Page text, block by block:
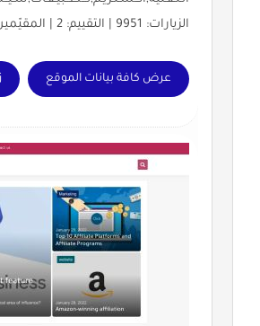
الزيارات: 9951 | التقييم: 2 | المقيّمين: 3 | الدولة:
عرض كافة بيانات الموقع